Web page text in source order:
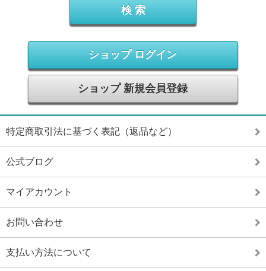
ショップ ログイン
ショップ 新規会員登録
特定商取引法に基づく表記（返品など）
公式ブログ
マイアカウント
お問い合わせ
支払い方法について